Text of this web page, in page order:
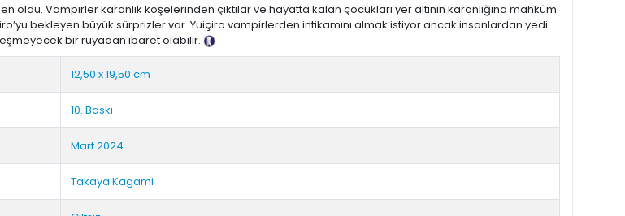
oldu. Vampirler karanlık köşelerinden çıktılar ve hayatta kalan çocukları yer altının karanlığına mahkûm
bekleyen büyük sürprizler var. Yuiçiro vampirlerden intikamını almak istiyor ancak insanlardan yedi
bir rüyadan ibaret olabilir.
Tanıtım Metni
12,50 x 19,50 cm
10. Baskı
Mart 2024
Takaya Kagami